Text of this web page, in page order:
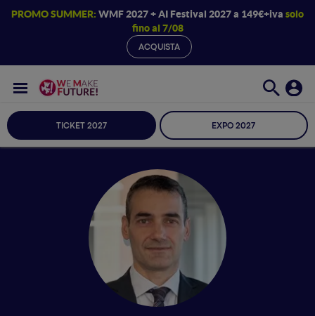
PROMO SUMMER: WMF 2027 + AI Festival 2027 a 149€+iva solo
fino al 7/08
ACQUISTA
TICKET 2027 EXPO 2027